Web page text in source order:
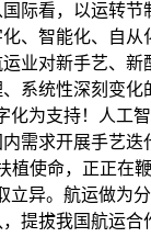
际看，以运转
、智能化、自
业对新手艺、
系统性深刻变
为支持！人工
求开展手艺
使命，正正在
异。航运做为
拔我国航运